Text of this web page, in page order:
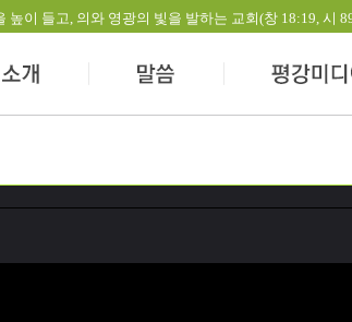
높이 들고, 의와 영광의 빛을 발하는 교회(창 18:19, 시